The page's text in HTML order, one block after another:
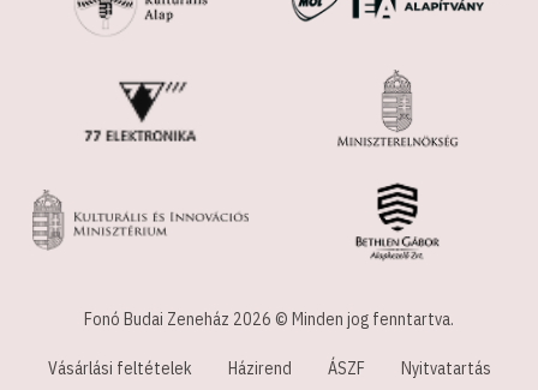
Fonó Budai Zeneház 2026 © Minden jog fenntartva.
Vásárlási feltételek Házirend ÁSZF Nyitvatartás